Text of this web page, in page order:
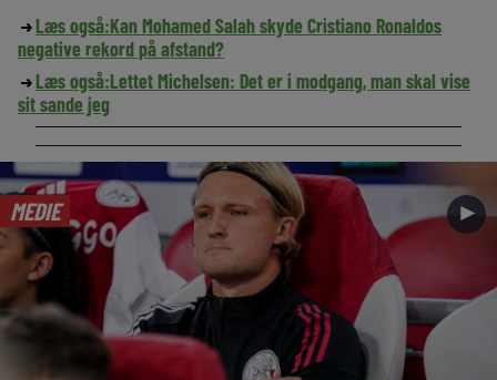
Læs også:Kan Mohamed Salah skyde Cristiano Ronaldos
negative rekord på afstand?
Læs også:Lettet Michelsen: Det er i modgang, man skal vise
sit sande jeg
MEDIE ►